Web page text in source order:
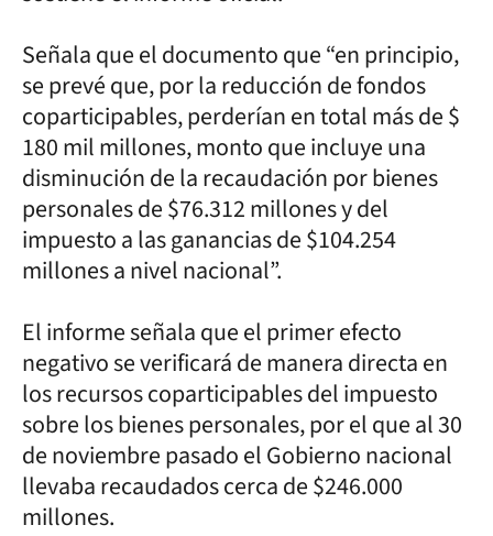
Señala que el documento que “en principio,
se prevé que, por la reducción de fondos
coparticipables, perderían en total más de $
180 mil millones, monto que incluye una
disminución de la recaudación por bienes
personales de $76.312 millones y del
impuesto a las ganancias de $104.254
millones a nivel nacional”.
El informe señala que el primer efecto
negativo se verificará de manera directa en
los recursos coparticipables del impuesto
sobre los bienes personales, por el que al 30
de noviembre pasado el Gobierno nacional
llevaba recaudados cerca de $246.000
millones.